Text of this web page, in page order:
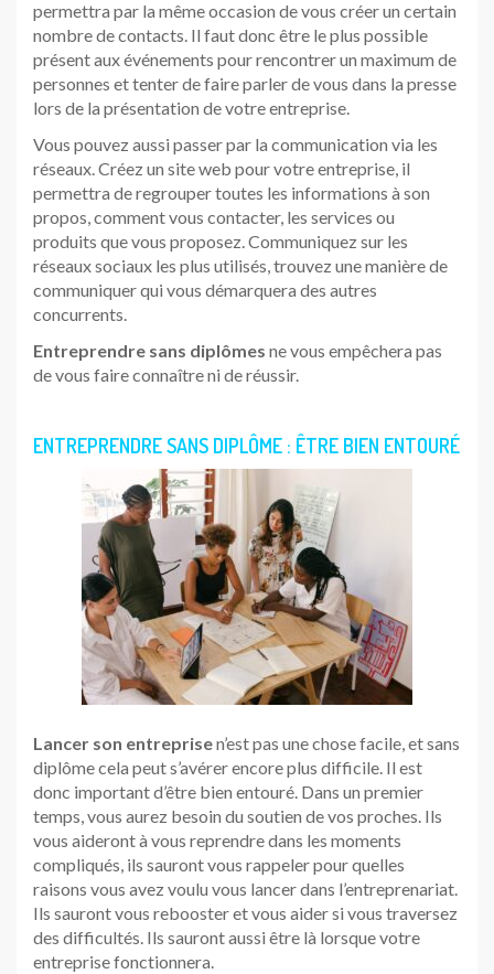
permettra par la même occasion de vous créer un certain
nombre de contacts. Il faut donc être le plus possible
présent aux événements pour rencontrer un maximum de
personnes et tenter de faire parler de vous dans la presse
lors de la présentation de votre entreprise.
Vous pouvez aussi passer par la communication via les
réseaux. Créez un site web pour votre entreprise, il
permettra de regrouper toutes les informations à son
propos, comment vous contacter, les services ou
produits que vous proposez. Communiquez sur les
réseaux sociaux les plus utilisés, trouvez une manière de
communiquer qui vous démarquera des autres
concurrents.
Entreprendre sans diplômes ne vous empêchera pas
de vous faire connaître ni de réussir.
ENTREPRENDRE SANS DIPLÔME : ÊTRE BIEN ENTOURÉ
Lancer son entreprisen’est pas une chose facile, et sans
diplôme cela peut s’avérer encore plus difficile. Il est
donc important d’être bien entouré. Dans un premier
temps, vous aurez besoin du soutien de vos proches. Ils
vous aideront à vous reprendre dans les moments
compliqués, ils sauront vous rappeler pour quelles
raisons vous avez voulu vous lancer dans l’entreprenariat.
Ils sauront vous rebooster et vous aider si vous traversez
des difficultés. Ils sauront aussi être là lorsque votre
entreprise fonctionnera.